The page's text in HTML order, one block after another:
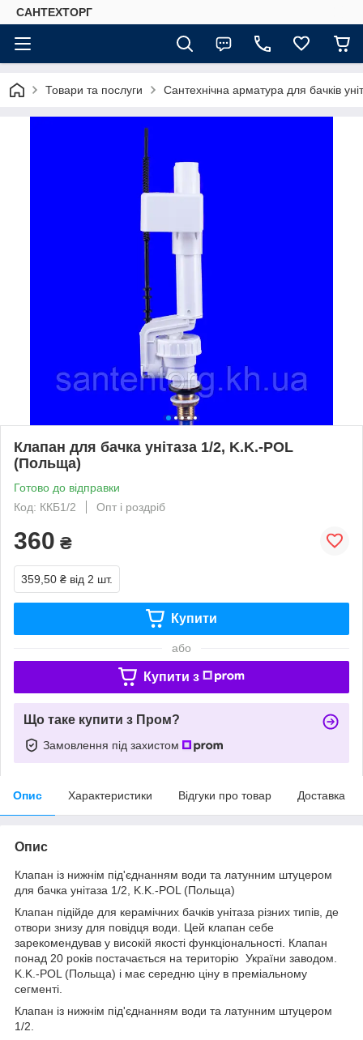
САНТЕХТОРГ
Товари та послуги Сантехнічна арматура для бачків
Клапан для бачка унітаза 1/2, K.K.-POL
(Польща)
Готово до відправки
Код: ККБ1/2
Опт і роздріб
360 ₴
359,50 ₴ від 2 шт.
Купити
або
Купити з
Що таке купити з Пром?
Замовлення під захистом
Опис Характеристики Відгуки про товар Доставка
Опис
Клапан із нижнім під'єднанням води та латунним штуцером
для бачка унітаза 1/2, K.K.-POL (Польща)
Клапан підійде для керамічних бачків унітаза різних типів, де
отвори знизу для повідця води. Цей клапан себе
зарекомендував у високій якості функціональності. Клапан
понад 20 років постачається на територію України заводом.
K.K.-POL (Польща) і має середню ціну в преміальному
сегменті.
Клапан із нижнім під'єднанням води та латунним штуцером
1/2.